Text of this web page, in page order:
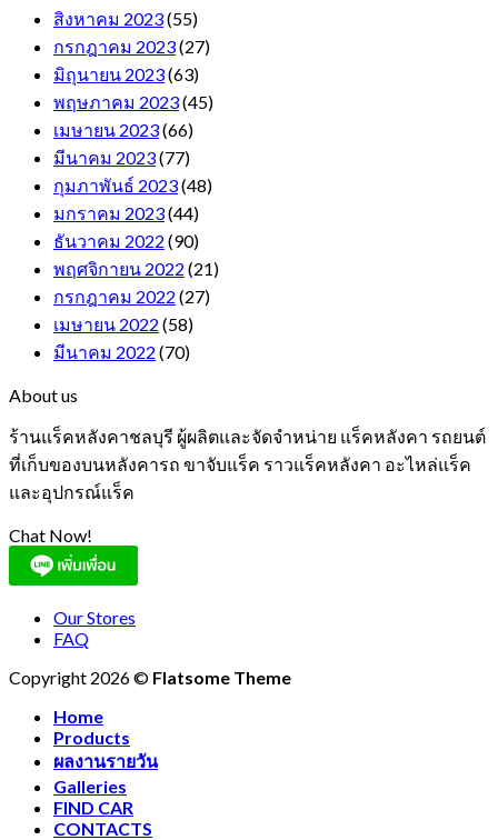
สิงหาคม 2023(55)
กรกฎาคม 2023(27)
มิถุนายน 2023(63)
พฤษภาคม 2023(45)
เมษายน 2023(66)
มีนาคม 2023(77)
กุมภาพันธ์ 2023(48)
มกราคม 2023(44)
ธันวาคม 2022 (90)
พฤศจิกายน 2022 (21)
กรกฎาคม 2022 (27)
เมษายน 2022 (58)
มีนาคม 2022 (70)
About us
ร้านแร็คหลังคาชลบุรี ผู้ผลิตและจัดจำหน่าย แร็คหลังคา รถยนต์
ที่เก็บของบนหลังคารถ ขาจับแร็ค ราวแร็คหลังคา อะไหล่แร็ค
และอุปกรณ์แร็ค
Chat Now!
Our Stores
FAQ
Copyright 2026 © Flatsome Theme
Home
Products
ผลงานรายวัน
Galleries
FIND CAR
CONTACTS